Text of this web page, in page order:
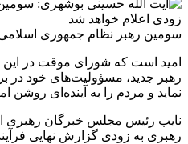
سومین رهبر نظام جمهوری
امید است که شورای موقت در این
رهبر جدید، مسؤولیت‌های خود در
نماید و مردم را به آینده‌ای روشن
نایب رئیس مجلس خبرگان رهبری
رهبری به زودی گزارش نهایی